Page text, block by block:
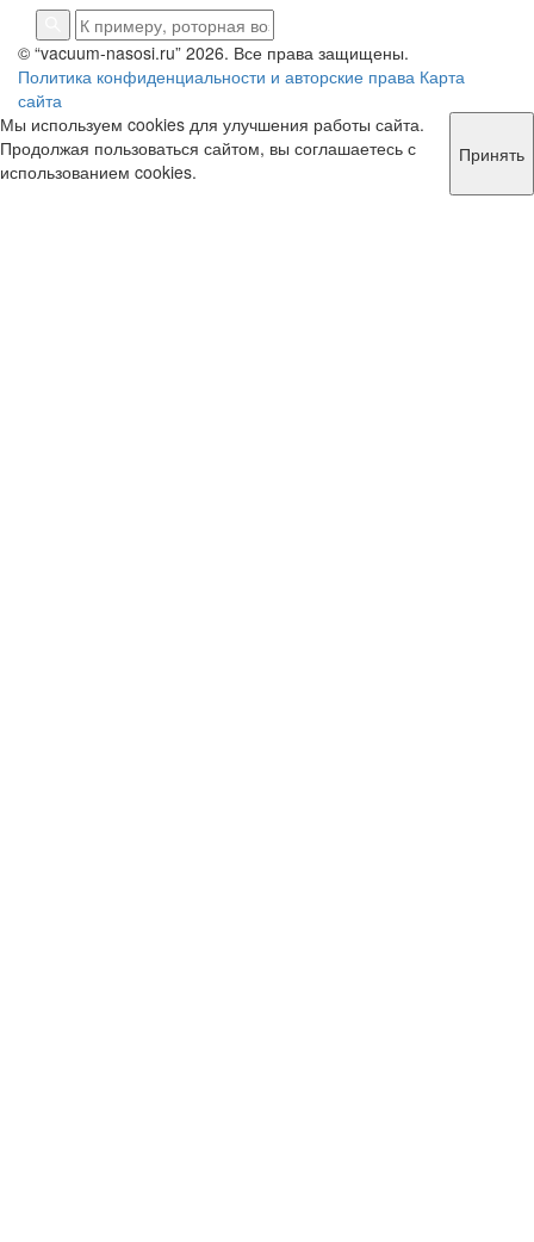
© “vacuum-nasosi.ru” 2026. Все права защищены.
Политика конфиденциальности и авторские права Карта
сайта
Мы используем cookies для улучшения работы сайта.
Продолжая пользоваться сайтом, вы соглашаетесь с
использованием cookies.
Принять